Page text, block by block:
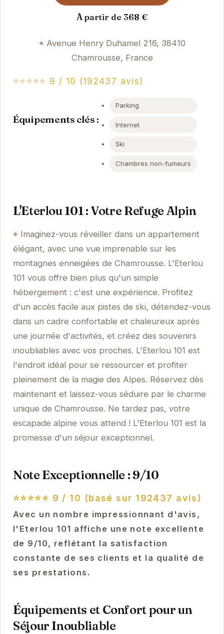
À partir de 368 €
Avenue Henry Duhamel 216, 38410
Chamrousse, France
⭐⭐⭐⭐⭐ 9 / 10 (192437 avis)
Équipements clés :
Parking
Internet
Ski
Chambres non-fumeurs
L'Eterlou 101 : Votre Refuge Alpin
Imaginez-vous réveiller dans un appartement
élégant, avec une vue imprenable sur les
montagnes enneigées de Chamrousse. L'Eterlou
101 vous offre bien plus qu'un simple
hébergement : c'est une expérience. Profitez
d'un accès facile aux pistes de ski, détendez-vous
dans un cadre confortable et chaleureux après
une journée d'activités, et créez des souvenirs
inoubliables avec vos proches. L'Eterlou 101 est
l'endroit idéal pour se ressourcer et profiter
pleinement de la magie des Alpes. Réservez dès
maintenant et laissez-vous séduire par le charme
unique de Chamrousse. Ne tardez pas, votre
escapade alpine vous attend ! L'Eterlou 101 est la
promesse d'un séjour exceptionnel.
Note Exceptionnelle : 9/10
⭐⭐⭐⭐⭐ 9 / 10 (basé sur 192437 avis)
Avec un nombre impressionnant d'avis,
l'Eterlou 101 affiche une note excellente
de 9/10, reflétant la satisfaction
constante de ses clients et la qualité de
ses prestations.
Équipements et Confort pour un
Séjour Inoubliable